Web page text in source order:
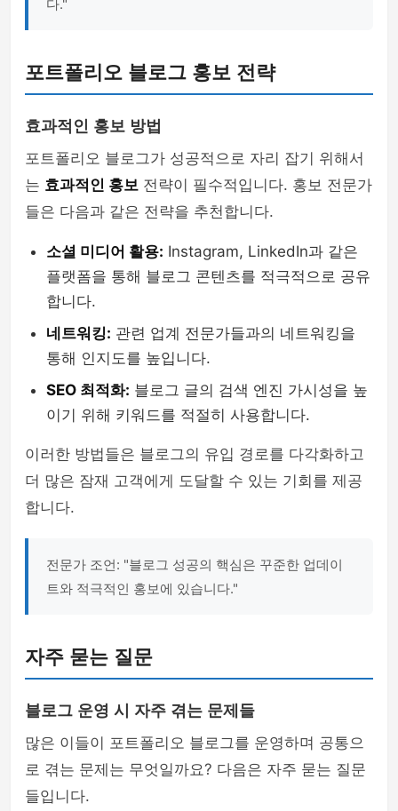
다."
포트폴리오 블로그 홍보 전략
효과적인 홍보 방법
포트폴리오 블로그가 성공적으로 자리 잡기 위해서
는 효과적인 홍보 전략이 필수적입니다. 홍보 전문가
들은 다음과 같은 전략을 추천합니다.
소셜 미디어 활용: Instagram, LinkedIn과 같은
플랫폼을 통해 블로그 콘텐츠를 적극적으로 공유
합니다.
네트워킹: 관련 업계 전문가들과의 네트워킹을
통해 인지도를 높입니다.
SEO 최적화: 블로그 글의 검색 엔진 가시성을 높
이기 위해 키워드를 적절히 사용합니다.
이러한 방법들은 블로그의 유입 경로를 다각화하고
더 많은 잠재 고객에게 도달할 수 있는 기회를 제공
합니다.
전문가 조언: "블로그 성공의 핵심은 꾸준한 업데이
트와 적극적인 홍보에 있습니다."
자주 묻는 질문
블로그 운영 시 자주 겪는 문제들
많은 이들이 포트폴리오 블로그를 운영하며 공통으
로 겪는 문제는 무엇일까요? 다음은 자주 묻는 질문
들입니다.